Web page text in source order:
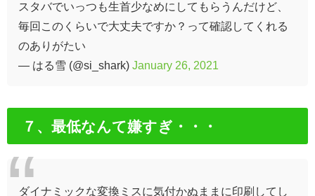
スタバでいっつも生首少なめにしてもらうんだけど、
毎回このくらいで大丈夫ですか？って確認してくれる
のありがたい
— はる雪 (@si_shark) January 26, 2021
７、最低なんて嫌すぎ・・・
ダイナミックな変換ミスに気付かぬままに印刷してし